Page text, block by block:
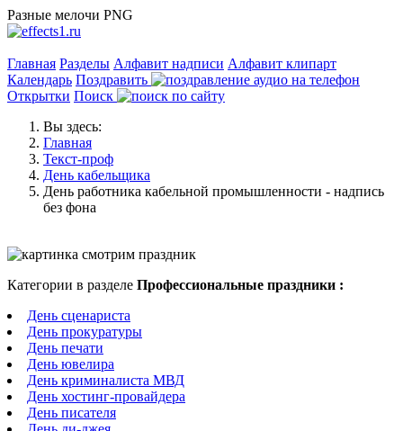
Разные мелочи PNG
Главная Разделы Алфавит надписи Алфавит клипарт
Календарь Поздравить
Открытки Поиск
Вы здесь:
Главная
Текст-проф
День кабельщика
День работника кабельной промышленности - надпись
без фона
Категории в разделе Профессиональные праздники :
День сценариста
День прокуратуры
День печати
День ювелира
День криминалиста МВД
День хостинг-провайдера
День писателя